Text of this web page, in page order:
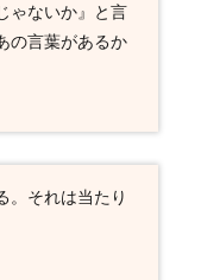
ゃないか』と言
の言葉があるか
。それは当たり